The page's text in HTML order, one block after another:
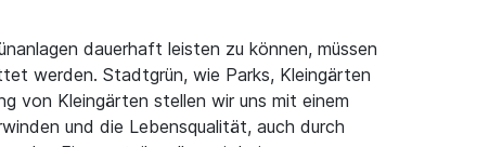
dauerhaft leisten zu können, müssen
werden. Stadtgrün, wie Parks, Kleingärten
von Kleingärten stellen wir uns mit einem
und die Lebensqualität, auch durch